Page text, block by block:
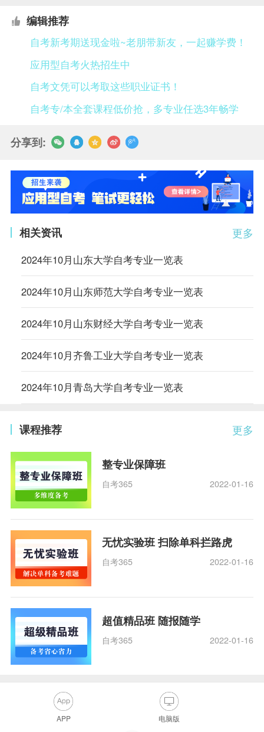
编辑推荐
自考新考期送现金啦~老朋带新友，一起赚学费！
应用型自考火热招生中
自考文凭可以考取这些职业证书！
自考专/本全套课程低价抢，多专业任选3年畅学
分享到:
更多
相关资讯
2024年10月山东大学自考专业一览表
2024年10月山东师范大学自考专业一览表
2024年10月山东财经大学自考专业一览表
2024年10月齐鲁工业大学自考专业一览表
2024年10月青岛大学自考专业一览表
更多
课程推荐
整专业保障班
自考365 2022-01-16
无忧实验班 扫除单科拦路虎
自考365 2022-01-16
超值精品班 随报随学
自考365 2022-01-16
APP 电脑版